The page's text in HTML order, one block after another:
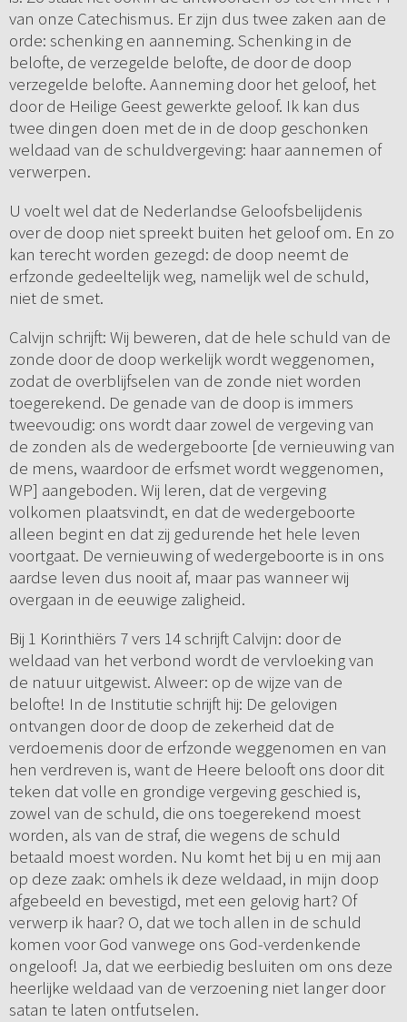
van onze Catechismus. Er zijn dus twee zaken aan de
orde: schenking en aanneming. Schenking in de
belofte, de verzegelde belofte, de door de doop
verzegelde belofte. Aanneming door het geloof, het
door de Heilige Geest gewerkte geloof. Ik kan dus
twee dingen doen met de in de doop geschonken
weldaad van de schuldvergeving: haar aannemen of
verwerpen.
U voelt wel dat de Nederlandse Geloofsbelijdenis
over de doop niet spreekt buiten het geloof om. En zo
kan terecht worden gezegd: de doop neemt de
erfzonde gedeeltelijk weg, namelijk wel de schuld,
niet de smet.
Calvijn schrijft: Wij beweren, dat de hele schuld van de
zonde door de doop werkelijk wordt weggenomen,
zodat de overblijfselen van de zonde niet worden
toegerekend. De genade van de doop is immers
tweevoudig: ons wordt daar zowel de vergeving van
de zonden als de wedergeboorte [de vernieuwing van
de mens, waardoor de erfsmet wordt weggenomen,
WP] aangeboden. Wij leren, dat de vergeving
volkomen plaatsvindt, en dat de wedergeboorte
alleen begint en dat zij gedurende het hele leven
voortgaat. De vernieuwing of wedergeboorte is in ons
aardse leven dus nooit af, maar pas wanneer wij
overgaan in de eeuwige zaligheid.
Bij 1 Korinthiërs 7 vers 14 schrijft Calvijn: door de
weldaad van het verbond wordt de vervloeking van
de natuur uitgewist. Alweer: op de wijze van de
belofte! In de Institutie schrijft hij: De gelovigen
ontvangen door de doop de zekerheid dat de
verdoemenis door de erfzonde weggenomen en van
hen verdreven is, want de Heere belooft ons door dit
teken dat volle en grondige vergeving geschied is,
zowel van de schuld, die ons toegerekend moest
worden, als van de straf, die wegens de schuld
betaald moest worden. Nu komt het bij u en mij aan
op deze zaak: omhels ik deze weldaad, in mijn doop
afgebeeld en bevestigd, met een gelovig hart? Of
verwerp ik haar? O, dat we toch allen in de schuld
komen voor God vanwege ons God-verdenkende
ongeloof! Ja, dat we eerbiedig besluiten om ons deze
heerlijke weldaad van de verzoening niet langer door
satan te laten ontfutselen.